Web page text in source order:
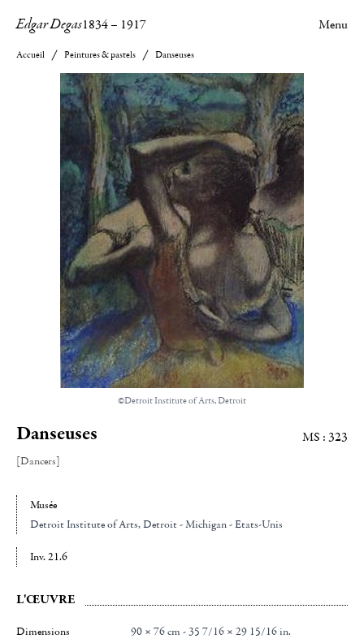
Edgar Degas1834– 1917 Menu
Accueil Peintures & pastels Danseuses
©Detroit Institute of Arts, Detroit
Danseuses
[Dancers]
MS : 323
Musée
Detroit Institute of Arts, Detroit - Michigan - Etats-Unis
Inv. 21.6
L'ŒUVRE
Dimensions 90 × 76 cm - 35 7/16 × 29 15/16 in.